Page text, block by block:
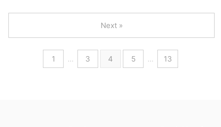
1 … 3 4 5 … 13
Next »